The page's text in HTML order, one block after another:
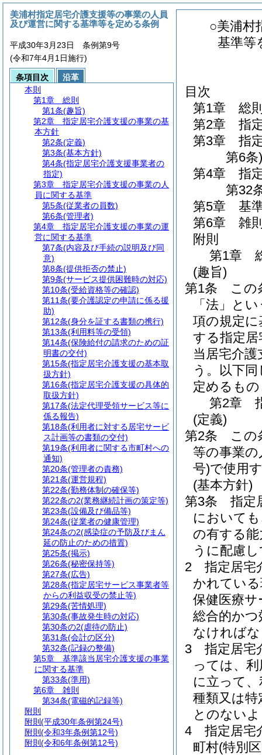
○美浦村
基準等
目次
第1章
総
第2章
指
第3章
指
第6条
第4章
指
第32
第5章
基
第6章
雑
附則
第1章
(趣旨)
第1条
この
「法」と
項の規定に
する指定
当居宅介護
う。以下同
定めるも
第2章
(定義)
第2条
この
等の事業
号)で使用
(基本方針)
第3条
指定
において
の有する
うに配慮
2
指定居宅
かれてい
保健医療
総合的か
なければ
3
指定居宅
っては、
に立って
種類又は
とのない
4
指定居宅
町村(特別
美浦村指定居宅介護支援等の事業の人員
及び運営に関する基準等を定める条例
平成30年3月23日 条例第9号
(令和7年4月1日施行)
条項目次
沿革
本則
第1章
総則
第1条(趣旨)
第2章
指定居宅介護支援の事業の基
本方針
第2条(定義)
第3条(基本方針)
第4条(指定居宅介護支援事業者の
指定)
第3章
指定居宅介護支援の事業の人
員に関する基準
第5条(従業者の員数)
第6条(管理者)
第4章
指定居宅介護支援の事業の運
営に関する基準
第7条(内容及び手続の説明及び同
意)
第8条(提供拒否の禁止)
第9条(サービス提供困難時の対応)
第10条(受給資格等の確認)
第11条(要介護認定の申請に係る援
助)
第12条(身分を証する書類の携行)
第13条(利用料等の受領)
第14条(保険給付の請求のための証
明書の交付)
第15条(指定居宅介護支援の基本取
扱方針)
第16条(指定居宅介護支援の具体的
取扱方針)
第17条(法定代理受領サービス等に
係る報告)
第18条(利用者に対する居宅サービ
ス計画等の書類の交付)
第19条(利用者に関する市町村への
通知)
第20条(管理者の責務)
第21条(運営規程)
第22条(勤務体制の確保等)
第22条の2(業務継続計画の策定等)
第23条(設備及び備品等)
第24条(従業者の健康管理)
第24条の2(感染症の予防及びまん
延の防止のための措置)
第25条(掲示)
第26条(秘密保持等)
第27条(広告)
第28条(指定居宅サービス事業者等
からの利益収受の禁止等)
第29条(苦情処理)
第30条(事故発生時の対応)
第30条の2(虐待の防止)
第31条(会計の区分)
第32条(記録の整備)
第5章
基準該当居宅介護支援の事業
に関する基準
第33条(準用)
第6章
雑則
第34条(電磁的記録等)
附則
附則 (平成30年条例第24号)
附則 (令和3年条例第12号)
附則 (令和6年条例第12号)